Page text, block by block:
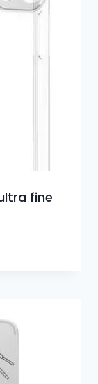
fine